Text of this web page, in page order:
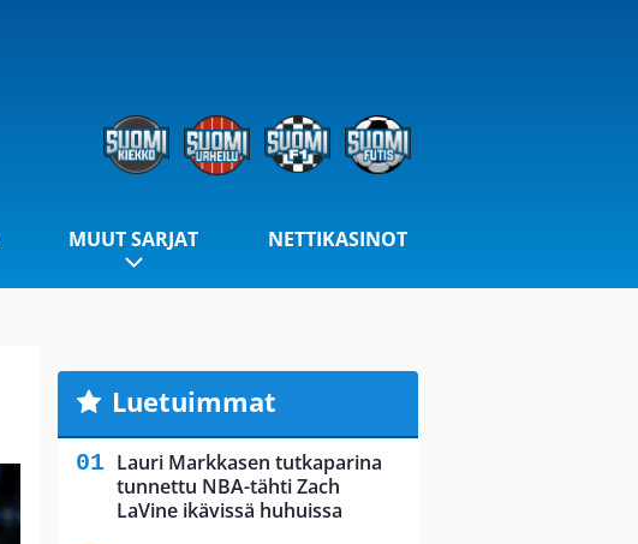
MUUT SARJAT NETTIKASINOT
Luetuimmat
Lauri Markkasen tutkaparina
tunnettu NBA-tähti Zach
LaVine ikävissä huhuissa